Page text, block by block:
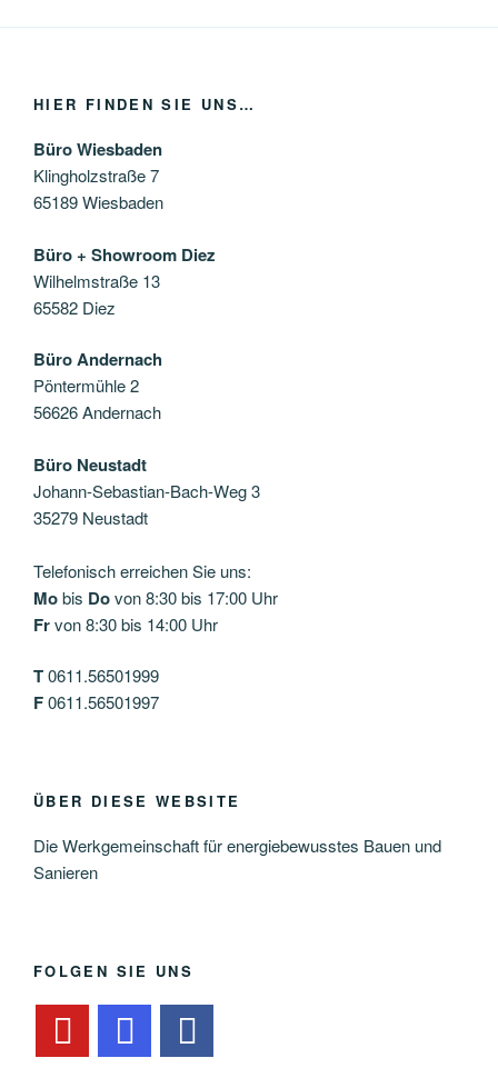
HIER FINDEN SIE UNS…
Büro Wiesbaden
Klingholzstraße 7
65189 Wiesbaden
Büro + Showroom Diez
Wilhelmstraße 13
65582 Diez
Büro Andernach
Pöntermühle 2
56626 Andernach
Büro Neustadt
Johann-Sebastian-Bach-Weg 3
35279 Neustadt
Telefonisch erreichen Sie uns:
Mobis Dovon 8:30 bis 17:00 Uhr
Frvon 8:30 bis 14:00 Uhr
T0611.56501999
F0611.56501997
ÜBER DIESE WEBSITE
Die Werkgemeinschaft für energiebewusstes Bauen und
Sanieren
FOLGEN SIE UNS